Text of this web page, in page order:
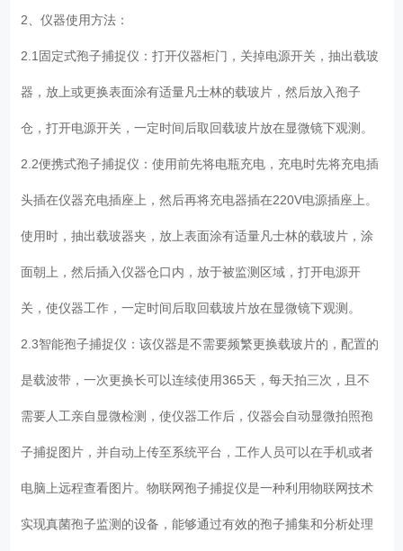
2、仪器使用方法：
2.1固定式孢子捕捉仪：打开仪器柜门，关掉电源开关，抽出载玻
器，放上或更换表面涂有适量凡士林的载玻片，然后放入孢子
仓，打开电源开关，一定时间后取回载玻片放在显微镜下观测。
2.2便携式孢子捕捉仪：使用前先将电瓶充电，充电时先将充电插
头插在仪器充电插座上，然后再将充电器插在220V电源插座上。
使用时，抽出载玻器夹，放上表面涂有适量凡士林的载玻片，涂
面朝上，然后插入仪器仓口内，放于被监测区域，打开电源开
关，使仪器工作，一定时间后取回载玻片放在显微镜下观测。
2.3智能孢子捕捉仪：该仪器是不需要频繁更换载玻片的，配置的
是载波带，一次更换长可以连续使用365天，每天拍三次，且不
需要人工亲自显微检测，使仪器工作后，仪器会自动显微拍照孢
子捕捉图片，并自动上传至系统平台，工作人员可以在手机或者
电脑上远程查看图片。物联网孢子捕捉仪是一种利用物联网技术
实现真菌孢子监测的设备，能够通过有效的孢子捕集和分析处理